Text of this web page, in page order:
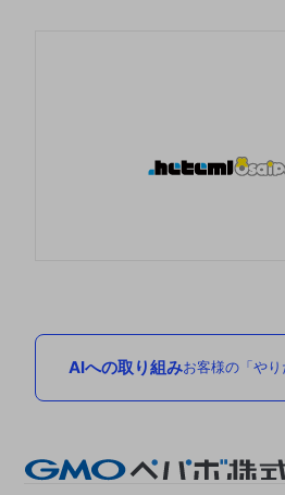
AIへの取り組みお客様の「や